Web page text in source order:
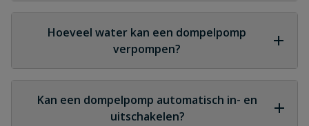
Nee, drooglopen kan de motor beschadigen. Veel
pompen hebben een droogloopbeveiliging.
Hoeveel water kan een dompelpomp
verpompen?
Dit varieert per model, maar veel dompelpompen
kunnen honderden tot duizenden liters per uur
Kan een dompelpomp automatisch in- en
uitschakelen?